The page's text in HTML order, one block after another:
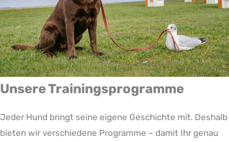
Unsere Trainingsprogramme
Jeder Hund bringt seine eigene Geschichte mit. Deshalb
bieten wir verschiedene Programme – damit Ihr genau